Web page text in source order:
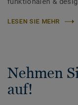
LESEN SIE MEHR
Nehmen
auf!